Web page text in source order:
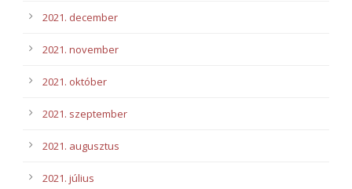
2021. december
2021. november
2021. október
2021. szeptember
2021. augusztus
2021. július